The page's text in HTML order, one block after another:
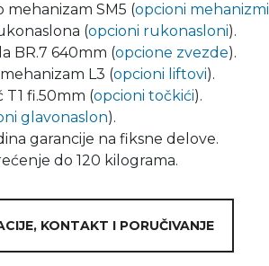
mehanizam SM5 (opcioni mehanizmi
(opcioni rukonasloni).
BR.7 640mm (opcione zvezde).
L3 (opcioni liftovi).
T1 fi.50mm (opcioni točkići).
glavonaslon).
garancije na fiksne delove.
do 120 kilograma.
KONTAKT I PORUČIVANJE